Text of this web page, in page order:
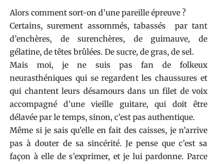
Alors comment sort-on d’une pareille épreuve ?
Certains, surement assommés, tabassés par tant
d’enchères, de surenchères, de guimauve, de
gélatine, de têtes brûlées. De sucre, de gras, de sel.
Mais moi, je ne suis pas fan de folkeux
neurasthéniques qui se regardent les chaussures et
qui chantent leurs désamours dans un filet de voix
accompagné d’une vieille guitare, qui doit être
délavée par le temps, sinon, c’est pas authentique.
Même si je sais qu’elle en fait des caisses, je n’arrive
pas à douter de sa sincérité. Je pense que c’est sa
façon à elle de s’exprimer, et je lui pardonne. Parce